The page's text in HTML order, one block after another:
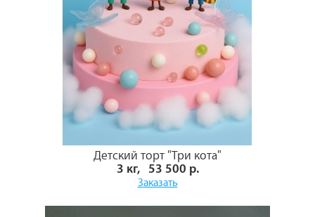
Детский торт "Три кота"
3 кг, 53 500 р.
Заказать